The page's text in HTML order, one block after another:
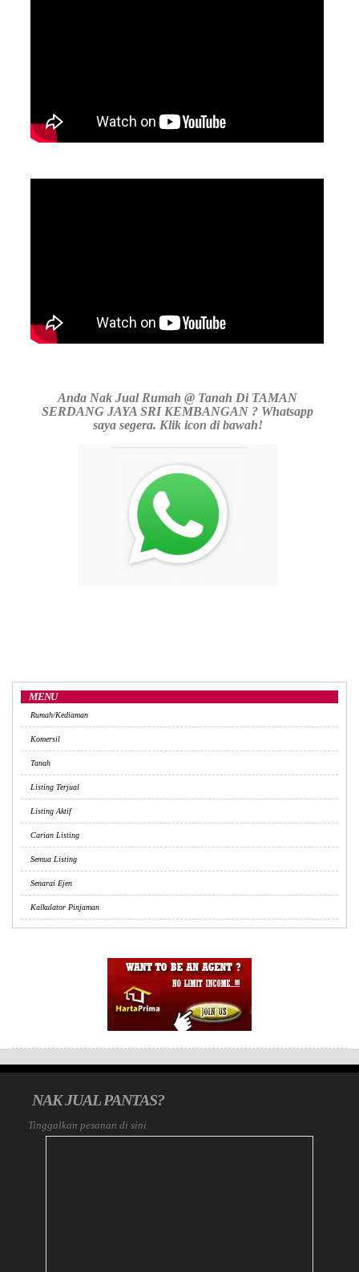
Anda Nak Jual Rumah @ Tanah Di TAMAN
SERDANG JAYA SRI KEMBANGAN ? Whatsapp
saya segera. Klik icon di bawah!
MENU
Rumah/Kediaman
Komersil
Tanah
Listing Terjual
Listing Aktif
Carian Listing
Semua Listing
Senarai Ejen
Kalkulator Pinjaman
NAK JUAL PANTAS?
Tinggalkan pesanan di sini